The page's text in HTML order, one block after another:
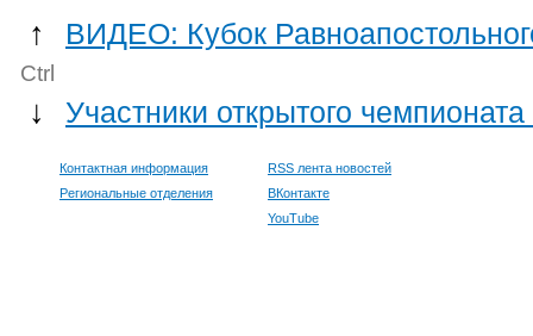
↑ ВИДЕО: Кубок
Ctrl
↓ Участники открытого
Контактная информация
Региональные отделения
RSS лента новостей
ВКонтакте
YouTube